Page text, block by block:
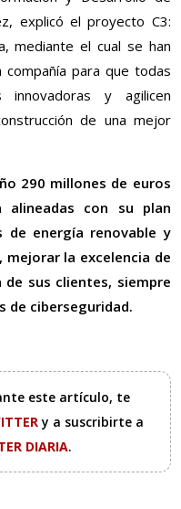
explicó el proyecto C3:
mediante el cual se han
para que todas
innovadoras y agilicen
de una mejor
290 millones de euros
alineadas con su plan
de energía renovable y
la excelencia de
sus clientes, siempre
de ciberseguridad.
este artículo, te
y a suscribirte a
DIARIA.